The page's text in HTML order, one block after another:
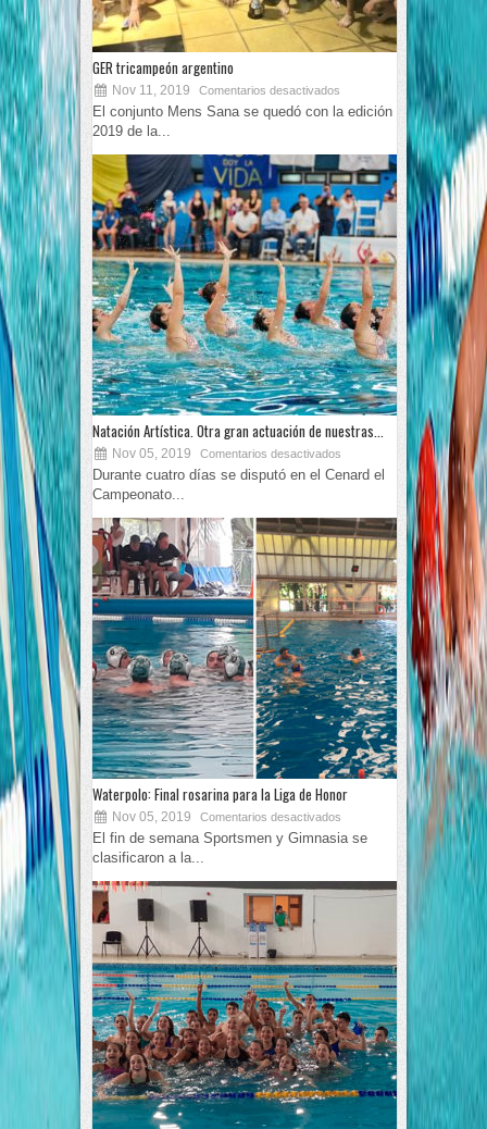
GER tricampeón argentino
Nov 11, 2019 Comentarios desactivados
El conjunto Mens Sana se quedó con la edición
2019 de la...
Natación Artística. Otra gran actuación de nuestras...
Nov 05, 2019 Comentarios desactivados
Durante cuatro días se disputó en el Cenard el
Campeonato...
Waterpolo: Final rosarina para la Liga de Honor
Nov 05, 2019 Comentarios desactivados
El fin de semana Sportsmen y Gimnasia se
clasificaron a la...